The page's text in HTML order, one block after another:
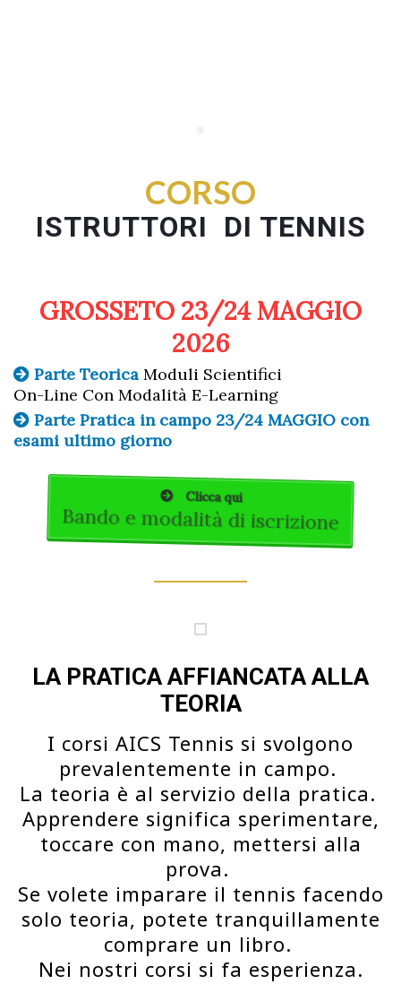
CORSO
ISTRUTTORI DI TENNIS
GROSSETO 23/24 MAGGIO
2026
Parte Teorica Moduli Scientifici
On-Line Con Modalità E-Learning
Parte Pratica in campo 23/24 MAGGIO con
esami ultimo giorno
Clicca qui
Bando e modalità di iscrizione
LA PRATICA AFFIANCATA ALLA
TEORIA
I corsi AICS Tennis si svolgono
prevalentemente in campo.
La teoria è al servizio della pratica.
Apprendere significa sperimentare,
toccare con mano, mettersi alla
prova.
Se volete imparare il tennis facendo
solo teoria, potete tranquillamente
comprare un libro.
Nei nostri corsi si fa esperienza.